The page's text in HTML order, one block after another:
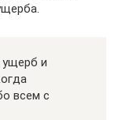
и
всем с